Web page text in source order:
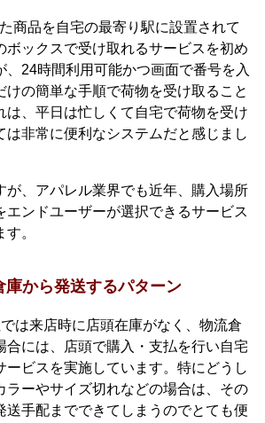
商品を自宅の最寄り駅に設置されて
ボックスで受け取れるサービスを初め
、24時間利用可能かつ画面で番号を入
けの簡単な手順で荷物を受け取ること
は、平日は忙しくて自宅で荷物を受け
は非常に便利なシステムだと感じまし
が、アパレル業界でも近年、購入場所
エンドユーザーが選択できるサービス
。
庫から発送するパターン
は来店時に店頭在庫がなく、物流倉
合には、店頭で購入・支払を行い自宅
ービスを実施しています。特にどうし
ラーやサイズ切れなどの場合は、その
送手配までできてしまうのでとても便